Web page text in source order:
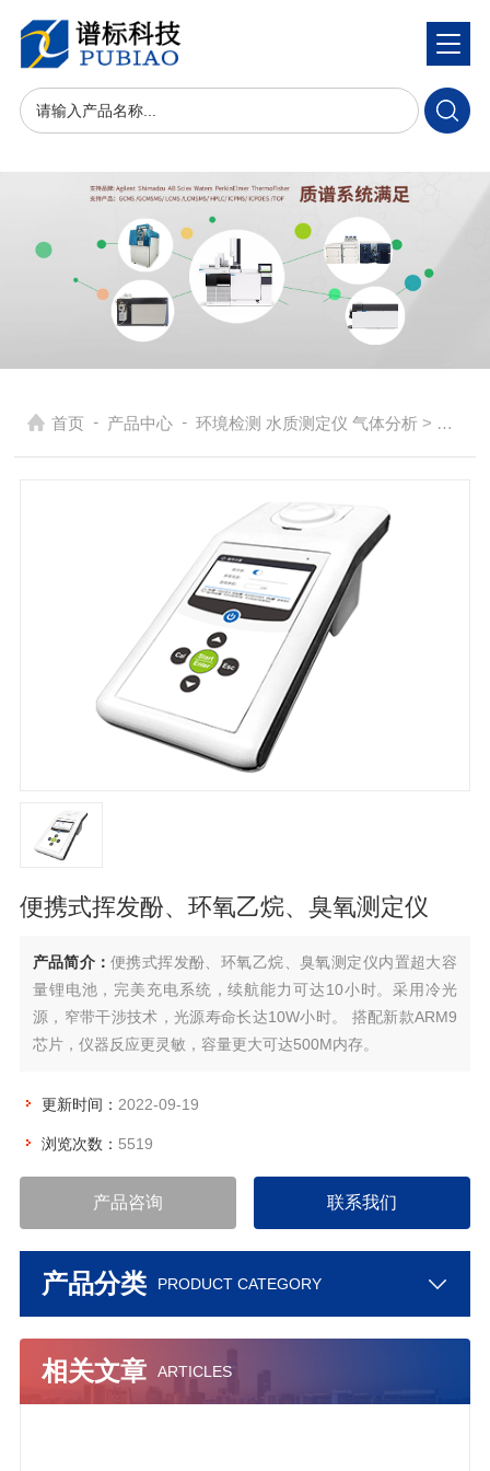
首页 - 产品中心 - 环境检测 水质测定仪 气体分析 > 便携式挥发酚、环氧乙烷、臭氧测定仪
便携式挥发酚、环氧乙烷、臭氧测定仪
产品简介： 便携式挥发酚、环氧乙烷、臭氧测定仪内置超大容
量锂电池，完美充电系统，续航能力可达10小时。采用冷光
源，窄带干涉技术，光源寿命长达10W小时。 搭配新款ARM9
芯片，仪器反应更灵敏，容量更大可达500M内存。
更新时间： 2022-09-19
浏览次数： 5519
产品咨询 联系我们
产品分类 PRODUCT CATEGORY
相关文章 ARTICLES